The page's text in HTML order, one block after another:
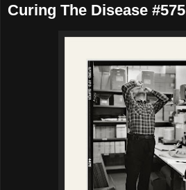
Curing The Disease #575